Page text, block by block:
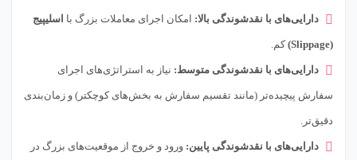
دارایی‌های با نقدشوندگی بالا: امکان اجرای معاملات بزرگ با اسلیپیج
(Slippage) کم.
دارایی‌های با نقدشوندگی متوسط: نیاز به استراتژی‌های اجرای
سفارش پیچیده‌تر (مانند تقسیم سفارش به بخش‌های کوچکتر) و زمان‌بندی
دقیق‌تر.
دارایی‌های با نقدشوندگی پایین: ورود و خروج از موقعیت‌های بزرگ در